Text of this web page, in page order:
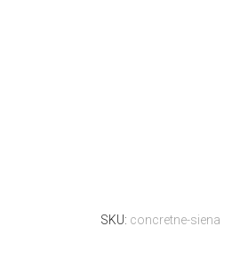
SKU: concretne-siena